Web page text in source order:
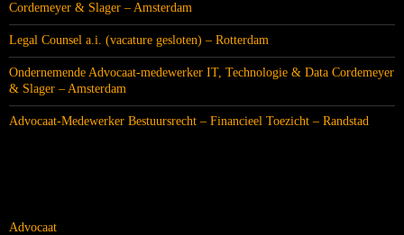
Cordemeyer & Slager – Amsterdam
Legal Counsel a.i. (vacature gesloten) – Rotterdam
Ondernemende Advocaat-medewerker IT, Technologie & Data Cordemeyer
& Slager – Amsterdam
Advocaat-Medewerker Bestuursrecht – Financieel Toezicht – Randstad
Advocaat